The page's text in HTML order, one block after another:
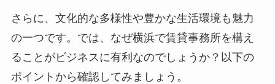
さらに、文化的な多様性や豊かな生活環境も魅力
の一つです。では、なぜ横浜で賃貸事務所を構え
ることがビジネスに有利なのでしょうか？以下の
ポイントから確認してみましょう。